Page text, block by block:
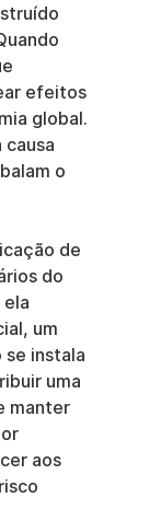
efeitos
global.
causa
o
de
do
um
instala
uma
manter
aos